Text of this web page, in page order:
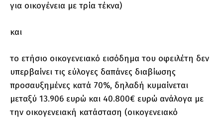
για οικογένεια με τρία τέκνα)
και
το ετήσιο οικογενειακό εισόδημα του οφειλέτη δεν
υπερβαίνει τις εύλογες δαπάνες διαβίωσης
προσαυξημένες κατά 70%, δηλαδή κυμαίνεται
μεταξύ 13.906 ευρώ και 40.800€ ευρώ ανάλογα με
την οικογενειακή κατάσταση (οικογενειακό